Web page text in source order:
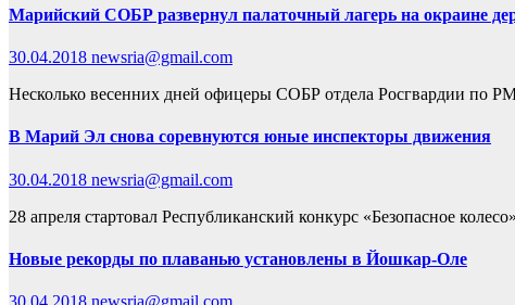
Марийский СОБР развернул палаточный лагерь на окраине
30.04.2018 newsria@gmail.com
Несколько весенних дней офицеры СОБР отдела Росгвардии по
В Марий Эл снова соревнуются юные инспекторы движения
30.04.2018 newsria@gmail.com
28 апреля стартовал Республиканский конкурс «Безопасное
Новые рекорды по плаванью установлены в Йошкар-Оле